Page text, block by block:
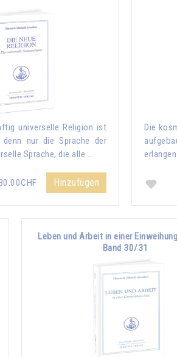
universelle Religion ist
denn nur die Sprache der
Sprache, die alle …
Hinzufügen
Die
Leben und Arbeit in einer
Band 30/31